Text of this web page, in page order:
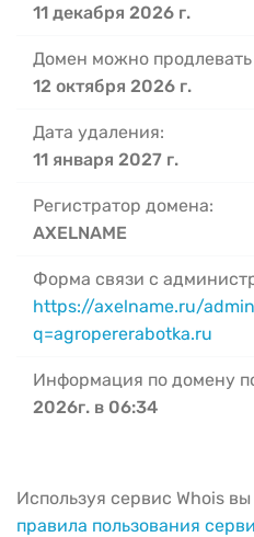
11 декабря 2026 г.
Домен можно продлевать
12 октября 2026 г.
Дата удаления:
11 января 2027 г.
Регистратор домена:
AXELNAME
Форма связи с
https://axelname.ru/
q=agropererabotka.ru
Информация по домену
2026г. в 06:34
Используя сервис Whois
правила пользования